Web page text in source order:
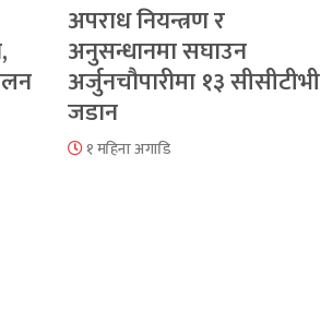
अपराध नियन्त्रण र
अनुसन्धानमा सघाउन
अर्जुनचौपारीमा १३ सीसीटीभी
जडान
१ महिना अगाडि